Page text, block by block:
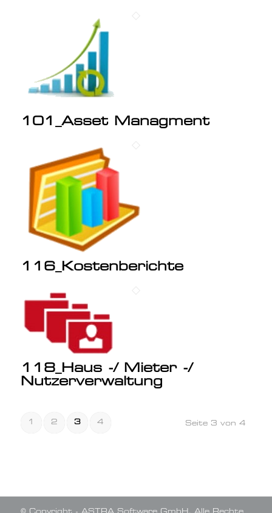
101_Asset Managment
116_Kostenberichte
118_Haus -/ Mieter -/
Nutzerverwaltung
Seite 3 von 4
1 2 3 4